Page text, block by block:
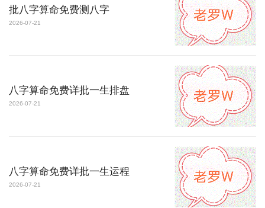
批八字算命免费测八字
2026-07-21
八字算命免费详批一生排盘
2026-07-21
八字算命免费详批一生运程
2026-07-21